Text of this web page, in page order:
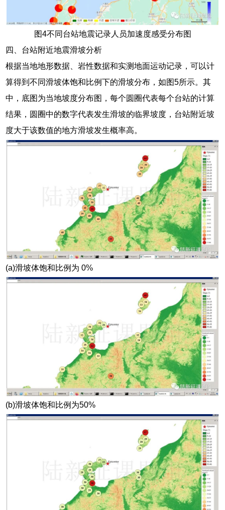
图4不同台站地震记录人员加速度感受分布图
四、台站附近地震滑坡分析
根据当地地形数据、岩性数据和实测地面运动记录，可以计
算得到不同滑坡体饱和比例下的滑坡分布，如图5所示。其
中，底图为当地坡度分布图，每个圆圈代表每个台站的计算
结果，圆圈中的数字代表发生滑坡的临界坡度，台站附近坡
度大于该数值的地方滑坡发生概率高。
(a)滑坡体饱和比例为 0%
(b)滑坡体饱和比例为50%